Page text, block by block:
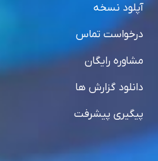
آپلود نسخه
درخواست تماس
مشاوره رایگان
دانلود گزارش ها
پیگیری پیشرفت